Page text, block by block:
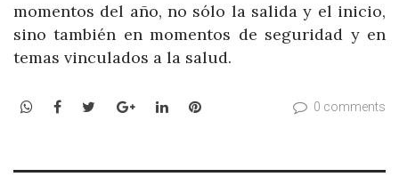
momentos del año, no sólo la salida y el inicio,
sino también en momentos de seguridad y en
temas vinculados a la salud.
WhatsApp
Facebook
TwitterGoogle+LinkedInPinterest 0 comments